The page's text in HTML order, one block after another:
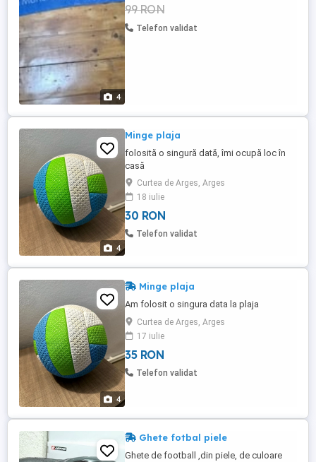
4
99 RON
Telefon validat
4
Minge plaja
folosită o singură dată, îmi ocupă loc în
casă
Curtea de Arges, Arges
18 iulie
30 RON
Telefon validat
4
Minge plaja
Am folosit o singura data la plaja
Curtea de Arges, Arges
17 iulie
35 RON
Telefon validat
Ghete fotbal piele
Ghete de football ,din piele, de culoare